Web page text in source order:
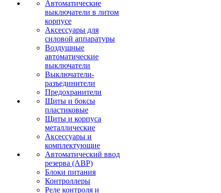
Автоматические
выключатели в литом
корпусе
Аксессуары для
силовой аппаратуры
Воздушные
автоматические
выключатели
Выключатели-
разъединители
Предохранители
Щиты и боксы
пластиковые
Щиты и корпуса
металлические
Аксессуары и
комплектующие
Автоматический ввод
резерва (АВР)
Блоки питания
Контроллеры
Реле контроля и